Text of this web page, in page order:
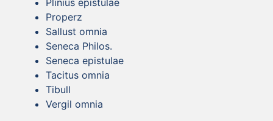
Properz
Sallust omnia
Seneca Philos.
Seneca epistulae
Tacitus omnia
Tibull
Vergil omnia